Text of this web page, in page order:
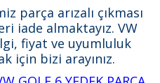
parça arızalı çıkması
iade almaktayız. VW
fiyat ve uyumluluk
için bizi arayınız.